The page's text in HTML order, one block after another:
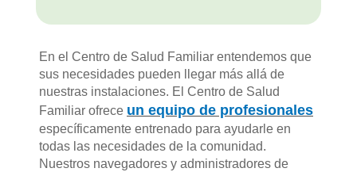
En el Centro de Salud Familiar entendemos que
sus necesidades pueden llegar más allá de
nuestras instalaciones. El Centro de Salud
Familiar ofrece un equipo de profesionales
específicamente entrenado para ayudarle en
todas las necesidades de la comunidad.
Nuestros navegadores y administradores de